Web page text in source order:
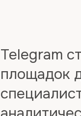
Telegram
площадок